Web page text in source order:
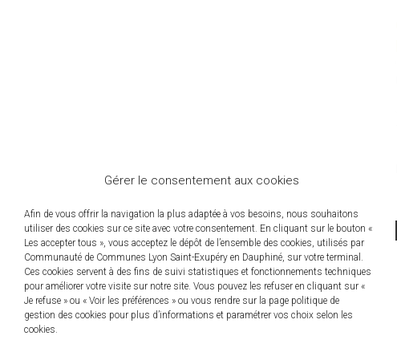
Gérer le consentement aux cookies
Afin de vous offrir la navigation la plus adaptée à vos besoins, nous souhaitons
utiliser des cookies sur ce site avec votre consentement. En cliquant sur le bouton «
Les accepter tous », vous acceptez le dépôt de l’ensemble des cookies, utilisés par
Communauté de Communes Lyon Saint-Exupéry en Dauphiné, sur votre terminal.
Ces cookies servent à des fins de suivi statistiques et fonctionnements techniques
pour améliorer votre visite sur notre site. Vous pouvez les refuser en cliquant sur «
Je refuse » ou « Voir les préférences » ou vous rendre sur la page politique de
gestion des cookies pour plus d’informations et paramétrer vos choix selon les
cookies.